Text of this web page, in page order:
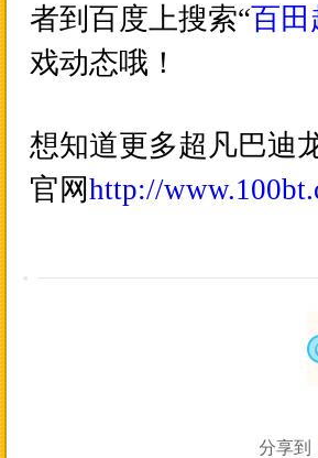
者到百度上搜索“百田
戏动态哦！
想知道更多超凡巴迪
官网http://
分享到